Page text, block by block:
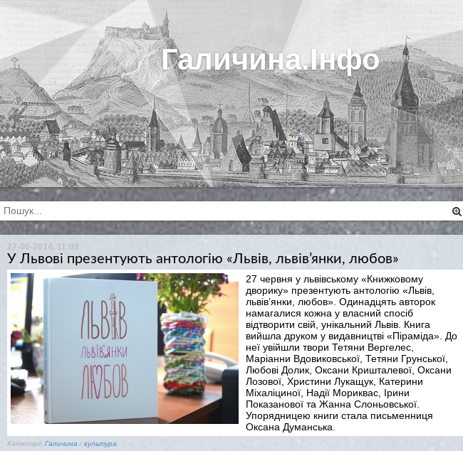
Галичина.Інфо
27-06-2014, 11:09
У Львові презентують антологію «Львів, львів’янки, любов»
27 червня у львівському «Книжковому
дворику» презентують антологію «Львів,
львів’янки, любов». Одинадцять авторок
намагалися кожна у власний спосіб
відтворити свій, унікальний Львів. Книга
вийшла друком у видавництві «Піраміда». До
неї увійшли твори Тетяни Вергелес,
Маріанни Вдовиковської, Тетяни Грунської,
Любові Долик, Оксани Кришталевої, Оксани
Лозової, Христини Лукащук, Катерини
Міхаліциної, Надії Мориквас, Ірини
Показанової та Жанна Слоньовської.
Упорядницею книги стала письменниця
Оксана Думанська.
Категорії: Галичина /культура